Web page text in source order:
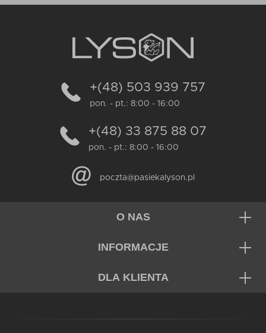
+(48) 503 939 757
pon. - pt.: 8:00 - 16:00
+(48) 33 875 88 07
pon. - pt.: 8:00 - 16:00
poczta@pasiekalyson.pl
O NAS
INFORMACJE
DLA KLIENTA